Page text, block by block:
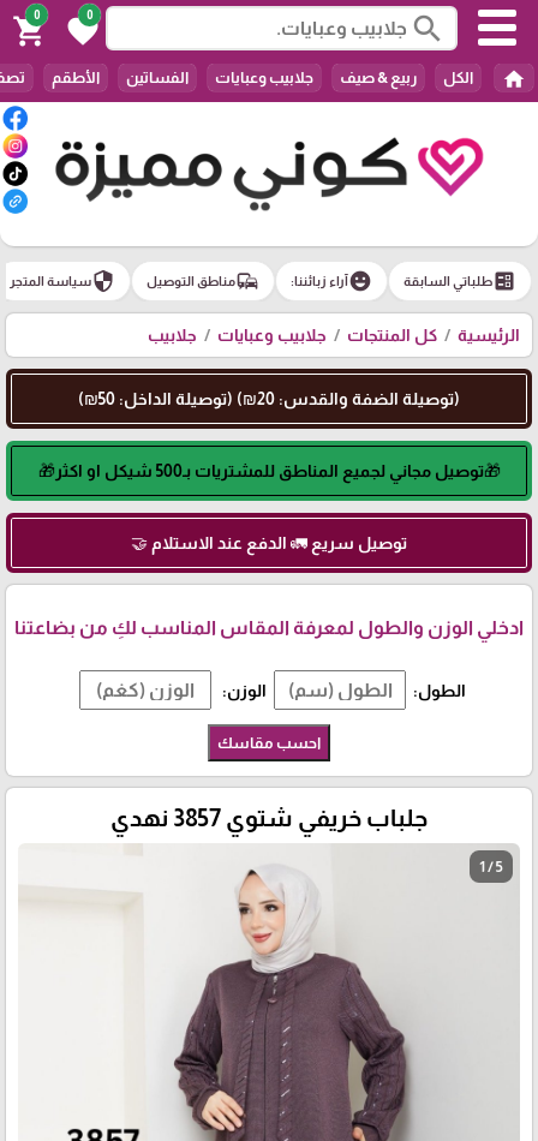
search
0
favorite
0
shopping_cart
home الكل ربيع & صيف جلابيب وعبايات الفساتين الأطقم
ballotطلباتي السابقة emoji_emotionsآراء زبائننا: commuteمناطق التوصيل securityسياسة المتجر
الرئيسية كل المنتجات جلابيب وعبايات جلابيب
(توصيلة الضفة والقدس: 20₪) (توصيلة الداخل: 50₪)
🎁توصيل مجاني لجميع المناطق للمشتريات بـ500 شيكل او اكثر🎁
توصيل سريع 🚛 الدفع عند الاستلام 🤝
ادخلي الوزن والطول لمعرفة المقاس المناسب لكِ من بضاعتنا
الطول: الوزن:
احسب مقاسك
جلباب خريفي شتوي 3857 نهدي
1 / 5